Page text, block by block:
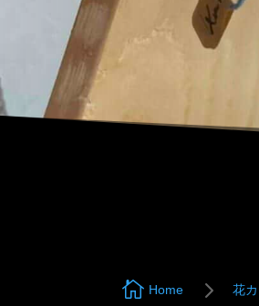
 Home 5 花